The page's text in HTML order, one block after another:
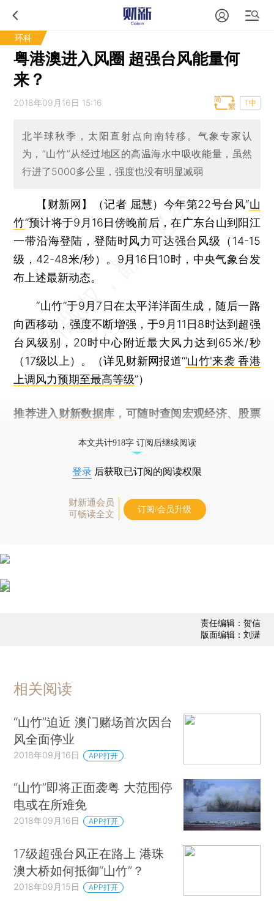
环科
粤港澳进入风圈 超强台风能量何
来？
2018年09月16日 15:16 T中
北半球秋季，太阳直射点向南转移。气象专家认
为，“山竹”从经过地区的高温海水中吸收能量，虽然
行进了5000多公里，强度也没有明显减弱
【财新网】（记者 屈慧） 今年第22号台风“山
竹”预计将于9月16日傍晚前后，在广东台山到阳江
一带沿海登陆，登陆时风力可达强台风级（14-15
级，42-48米/秒）。9月16日10时，中央气象台发
布上述最新动态。
“山竹”于9月7日在太平洋洋面生成，随后一路
向西移动，强度不断增强，于9月11日8时达到超强
台风级别，20时中心附近最大风力达到65米/秒
（17级以上）。（详见财新网报道“‘山竹'来袭 香港
上调风力预期至最高等级”）
推荐进入 财新数据库 ，可随时查阅宏观经济、股票
本文共计918字 订阅后继续阅读
登录 后获取已订阅的阅读权限
财新通会员
可畅读全文
订阅/会员升级
责任编辑：贺信
版面编辑：刘潇
相关阅读
“山竹”迫近 澳门赌场首次因台
风全面停业
2018年09月16日 APP打开
“山竹”即将正面袭粤 大范围停
电或在所难免
2018年09月16日 APP打开
17级超强台风正在路上 港珠
澳大桥如何抵御“山竹”？
2018年09月15日 APP打开